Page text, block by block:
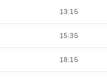
13:15
15:35
18:15